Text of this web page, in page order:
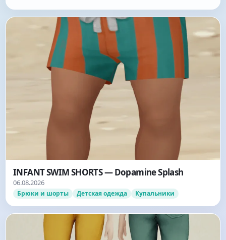
INFANT SWIM SHORTS — Dopamine Splash
06.08.2026
Брюки и шорты Детская одежда Купальники